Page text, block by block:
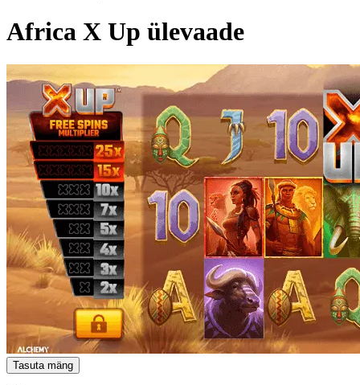
Africa X Up ülevaade
Tasuta mäng